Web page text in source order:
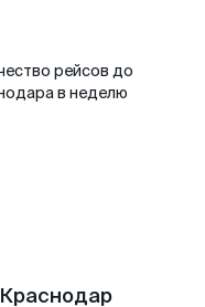
рейсов до
в неделю